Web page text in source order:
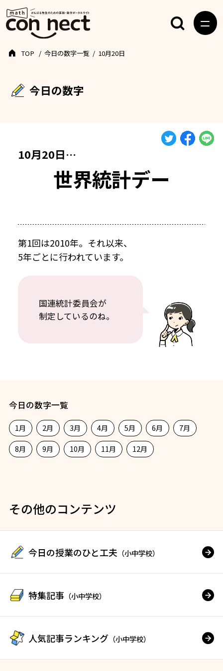
今日の数字
TOP 今日の数字一覧 10月20日
10月20日…
世界統計デー
第1回は2010年。それ以来、
5年ごとに行われています。
国連統計委員会が
制定しているのね。
今日の数字一覧
1月 2月 3月 4月 5月 6月
7月
8月
9月 10月 11月 12月
その他のコンテンツ
今日の授業のひと工夫 （小中学校）
特集記事 （小中学校）
人気記事ランキング （小中学校）